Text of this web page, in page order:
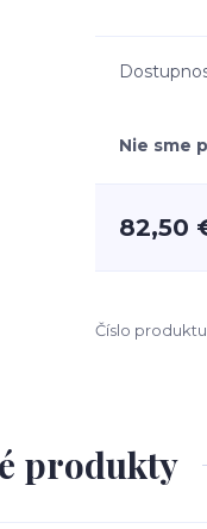
Nie sme
82,50
Číslo
produkty